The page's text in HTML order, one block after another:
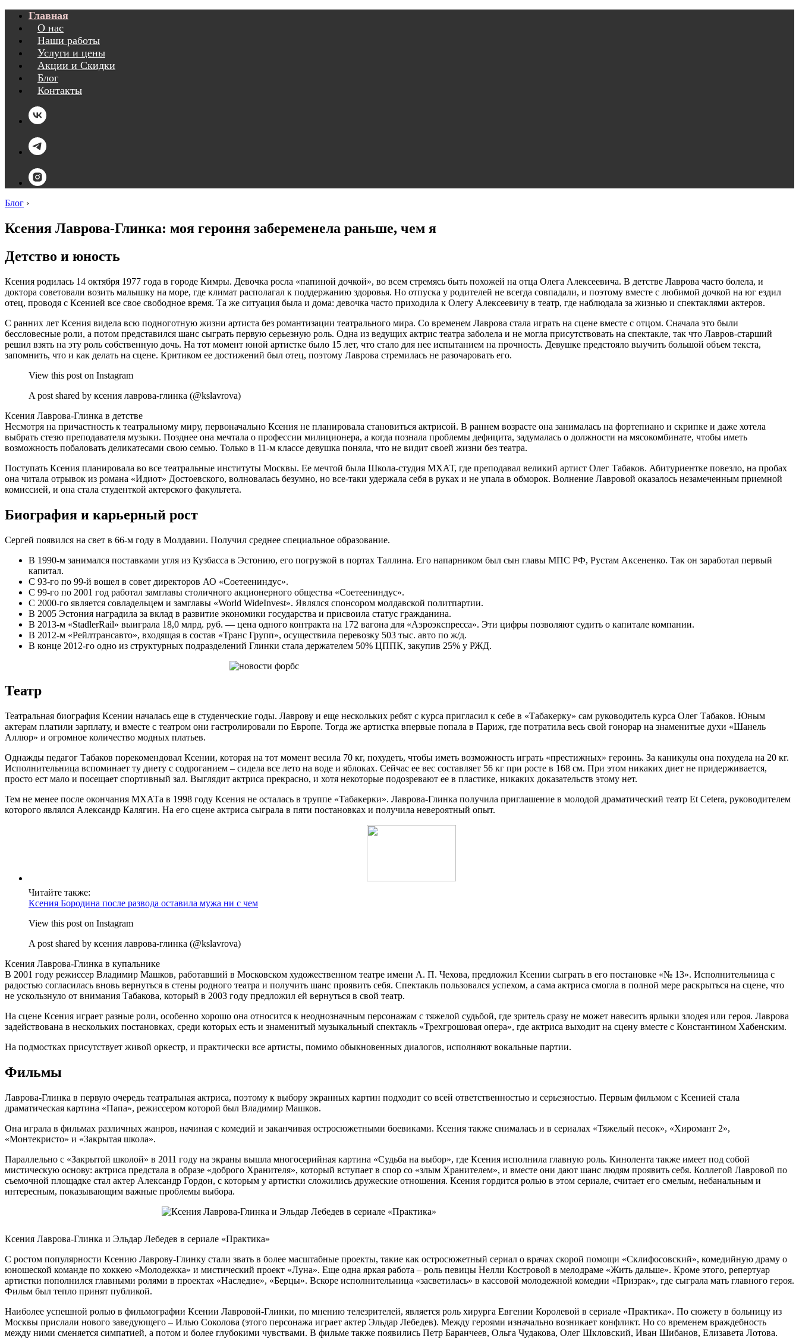
Главная
О нас
Наши работы
Услуги и цены
Акции и Скидки
Блог
Контакты
Блог ›
Ксения Лаврова-Глинка: моя героиня забеременела раньше, чем я
Детство и юность
Ксения родилась 14 октября 1977 года в городе Кимры. Девочка росла «папиной дочкой», во всем стремясь быть похожей на отца Олега Алексеевича. В детстве Лаврова часто болела, и
доктора советовали возить малышку на море, где климат располагал к поддержанию здоровья. Но отпуска у родителей не всегда совпадали, и поэтому вместе с любимой дочкой на юг ездил
отец, проводя с Ксенией все свое свободное время. Та же ситуация была и дома: девочка часто приходила к Олегу Алексеевичу в театр, где наблюдала за жизнью и спектаклями актеров.
С ранних лет Ксения видела всю подноготную жизни артиста без романтизации театрального мира. Со временем Лаврова стала играть на сцене вместе с отцом. Сначала это были
бессловесные роли, а потом представился шанс сыграть первую серьезную роль. Одна из ведущих актрис театра заболела и не могла присутствовать на спектакле, так что Лавров-старший
решил взять на эту роль собственную дочь. На тот момент юной артистке было 15 лет, что стало для нее испытанием на прочность. Девушке предстояло выучить большой объем текста,
запомнить, что и как делать на сцене. Критиком ее достижений был отец, поэтому Лаврова стремилась не разочаровать его.
View this post on Instagram
A post shared by ксения лаврова-глинка (@kslavrova)
Ксения Лаврова-Глинка в детстве
Несмотря на причастность к театральному миру, первоначально Ксения не планировала становиться актрисой. В раннем возрасте она занималась на фортепиано и скрипке и даже хотела
выбрать стезю преподавателя музыки. Позднее она мечтала о профессии милиционера, а когда познала проблемы дефицита, задумалась о должности на мясокомбинате, чтобы иметь
возможность побаловать деликатесами свою семью. Только в 11-м классе девушка поняла, что не видит своей жизни без театра.
Поступать Ксения планировала во все театральные институты Москвы. Ее мечтой была Школа-студия МХАТ, где преподавал великий артист Олег Табаков. Абитуриентке повезло, на пробах
она читала отрывок из романа «Идиот» Достоевского, волновалась безумно, но все-таки удержала себя в руках и не упала в обморок. Волнение Лавровой оказалось незамеченным приемной
комиссией, и она стала студенткой актерского факультета.
Биография и карьерный рост
Сергей появился на свет в 66-м году в Молдавии. Получил среднее специальное образование.
В 1990-м занимался поставками угля из Кузбасса в Эстонию, его погрузкой в портах Таллина. Его напарником был сын главы МПС РФ, Рустам Аксененко. Так он заработал первый
капитал.
С 93-го по 99-й вошел в совет директоров АО «Соетеениндус».
С 99-го по 2001 год работал замглавы столичного акционерного общества «Соетеениндус».
С 2000-го является совладельцем и замглавы «World WideInvest». Являлся спонсором молдавской политпартии.
В 2005 Эстония наградила за вклад в развитие экономики государства и присвоила статус гражданина.
В 2013-м «StadlerRail» выиграла 18,0 млрд. руб. — цена одного контракта на 172 вагона для «Аэроэкспресса». Эти цифры позволяют судить о капитале компании.
В 2012-м «Рейлтрансавто», входящая в состав «Транс Групп», осуществила перевозку 503 тыс. авто по ж/д.
В конце 2012-го одно из структурных подразделений Глинки стала держателем 50% ЦППК, закупив 25% у РЖД.
Театр
Театральная биография Ксении началась еще в студенческие годы. Лаврову и еще нескольких ребят с курса пригласил к себе в «Табакерку» сам руководитель курса Олег Табаков. Юным
актерам платили зарплату, и вместе с театром они гастролировали по Европе. Тогда же артистка впервые попала в Париж, где потратила весь свой гонорар на знаменитые духи «Шанель
Аллюр» и огромное количество модных платьев.
Однажды педагог Табаков порекомендовал Ксении, которая на тот момент весила 70 кг, похудеть, чтобы иметь возможность играть «престижных» героинь. За каникулы она похудела на 20 кг.
Исполнительница вспоминает ту диету с содроганием – сидела все лето на воде и яблоках. Сейчас ее вес составляет 56 кг при росте в 168 см. При этом никаких диет не придерживается,
просто ест мало и посещает спортивный зал. Выглядит актриса прекрасно, и хотя некоторые подозревают ее в пластике, никаких доказательств этому нет.
Тем не менее после окончания МХАТа в 1998 году Ксения не осталась в труппе «Табакерки». Лаврова-Глинка получила приглашение в молодой драматический театр Et Cetera, руководителем
которого являлся Александр Калягин. На его сцене актриса сыграла в пяти постановках и получила невероятный опыт.
Читайте также:
Ксения Бородина после развода оставила мужа ни с чем
View this post on Instagram
A post shared by ксения лаврова-глинка (@kslavrova)
Ксения Лаврова-Глинка в купальнике
В 2001 году режиссер Владимир Машков, работавший в Московском художественном театре имени А. П. Чехова, предложил Ксении сыграть в его постановке «№ 13». Исполнительница с
радостью согласилась вновь вернуться в стены родного театра и получить шанс проявить себя. Спектакль пользовался успехом, а сама актриса смогла в полной мере раскрыться на сцене, что
не ускользнуло от внимания Табакова, который в 2003 году предложил ей вернуться в свой театр.
На сцене Ксения играет разные роли, особенно хорошо она относится к неоднозначным персонажам с тяжелой судьбой, где зритель сразу не может навесить ярлыки злодея или героя. Лаврова
задействована в нескольких постановках, среди которых есть и знаменитый музыкальный спектакль «Трехгрошовая опера», где актриса выходит на сцену вместе с Константином Хабенским.
На подмостках присутствует живой оркестр, и практически все артисты, помимо обыкновенных диалогов, исполняют вокальные партии.
Фильмы
Лаврова-Глинка в первую очередь театральная актриса, поэтому к выбору экранных картин подходит со всей ответственностью и серьезностью. Первым фильмом с Ксенией стала
драматическая картина «Папа», режиссером которой был Владимир Машков.
Она играла в фильмах различных жанров, начиная с комедий и заканчивая остросюжетными боевиками. Ксения также снималась и в сериалах «Тяжелый песок», «Хиромант 2»,
«Монтекристо» и «Закрытая школа».
Параллельно с «Закрытой школой» в 2011 году на экраны вышла многосерийная картина «Судьба на выбор», где Ксения исполнила главную роль. Кинолента также имеет под собой
мистическую основу: актриса предстала в образе «доброго Хранителя», который вступает в спор со «злым Хранителем», и вместе они дают шанс людям проявить себя. Коллегой Лавровой по
съемочной площадке стал актер Александр Гордон, с которым у артистки сложились дружеские отношения. Ксения гордится ролью в этом сериале, считает его смелым, небанальным и
интересным, показывающим важные проблемы выбора.
Ксения Лаврова-Глинка и Эльдар Лебедев в сериале «Практика»
С ростом популярности Ксению Лаврову-Глинку стали звать в более масштабные проекты, такие как остросюжетный сериал о врачах скорой помощи «Склифосовский», комедийную драму о
юношеской команде по хоккею «Молодежка» и мистический проект «Луна». Еще одна яркая работа – роль певицы Нелли Костровой в мелодраме «Жить дальше». Кроме этого, репертуар
артистки пополнился главными ролями в проектах «Наследие», «Берцы». Вскоре исполнительница «засветилась» в кассовой молодежной комедии «Призрак», где сыграла мать главного героя.
Фильм был тепло принят публикой.
Наиболее успешной ролью в фильмографии Ксении Лавровой-Глинки, по мнению телезрителей, является роль хирурга Евгении Королевой в сериале «Практика». По сюжету в больницу из
Москвы прислали нового заведующего – Илью Соколова (этого персонажа играет актер Эльдар Лебедев). Между героями изначально возникает конфликт. Но со временем враждебность
между ними сменяется симпатией, а потом и более глубокими чувствами. В фильме также появились Петр Баранчеев, Ольга Чудакова, Олег Шкловский, Иван Шибанов, Елизавета Лотова.